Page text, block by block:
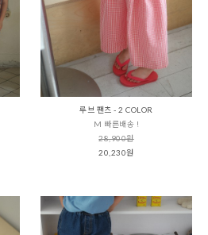
루브 팬츠 - 2 COLOR
M 빠른배송 !
28,900원
20,230원